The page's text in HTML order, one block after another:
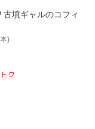
墳ギャルのコフィ
)
ク